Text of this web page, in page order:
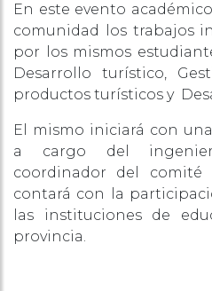
En este evento
comunidad los trabajos
por los mismos
Desarrollo turístico,
productos turísticos y
El mismo iniciará con
a cargo del
coordinador del
contará con la
las instituciones de
provincia.